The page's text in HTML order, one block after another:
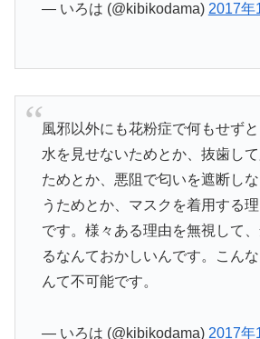
— いろは (@kibikodama) 2017年
風邪以外にも花粉症で何もせず
水を見せないためとか、抜歯し
ためとか、悪阻で匂いを遮断し
うためとか、マスクを着用する
です。様々ある理由を無視して
るなんておかしいんです。こん
んて不可能です。
— いろは (@kibikodama) 2017年